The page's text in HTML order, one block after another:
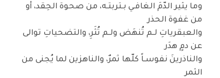
وما يثير الدّمَ الغافـي بـتربتـه، من صحوة الحِقد، أو
من غفوة الحذر
والعبقرياتِ لـم تُنهَض ولـم تُثَرِ، والتضحياتِ توالى
عن دمٍ هدَر
والناذرينَ نفوسـاً كلّها ثمرٌ، والناهزين لما يُجنى من
الثمر